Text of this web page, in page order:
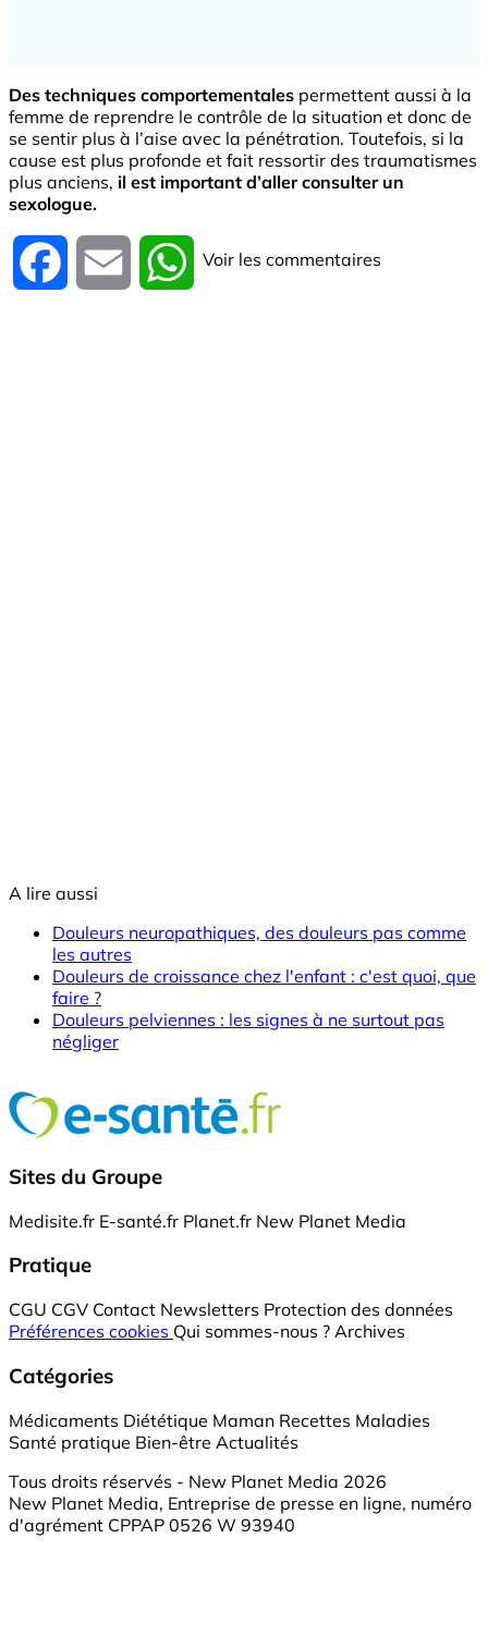
Des techniques comportementales permettent aussi à la
femme de reprendre le contrôle de la situation et donc de
se sentir plus à l’aise avec la pénétration. Toutefois, si la
cause est plus profonde et fait ressortir des traumatismes
plus anciens, il est important d’aller consulter un
sexologue.
Facebook Email WhatsApp
Voir les commentaires
A lire aussi
Douleurs neuropathiques, des douleurs pas comme
les autres
Douleurs de croissance chez l'enfant : c'est quoi, que
faire ?
Douleurs pelviennes : les signes à ne surtout pas
négliger
Sites du Groupe
Medisite.fr E-santé.fr Planet.fr New Planet Media
Pratique
CGU CGV Contact Newsletters Protection des données
Préférences cookies Qui sommes-nous ? Archives
Catégories
Médicaments Diététique Maman Recettes Maladies
Santé pratique Bien-être Actualités
Tous droits réservés - New Planet Media 2026
New Planet Media, Entreprise de presse en ligne, numéro
d'agrément CPPAP 0526 W 93940